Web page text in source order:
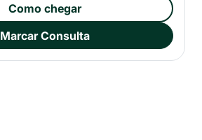
Como chegar
Marcar Consulta